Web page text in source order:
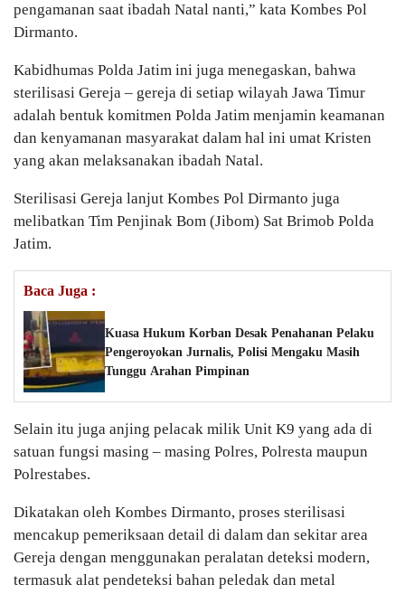
pengamanan saat ibadah Natal nanti,” kata Kombes Pol
Dirmanto.
Kabidhumas Polda Jatim ini juga menegaskan, bahwa
sterilisasi Gereja – gereja di setiap wilayah Jawa Timur
adalah bentuk komitmen Polda Jatim menjamin keamanan
dan kenyamanan masyarakat dalam hal ini umat Kristen
yang akan melaksanakan ibadah Natal.
Sterilisasi Gereja lanjut Kombes Pol Dirmanto juga
melibatkan Tim Penjinak Bom (Jibom) Sat Brimob Polda
Jatim.
Baca Juga :
Kuasa Hukum Korban Desak Penahanan Pelaku
Pengeroyokan Jurnalis, Polisi Mengaku Masih
Tunggu Arahan Pimpinan
Selain itu juga anjing pelacak milik Unit K9 yang ada di
satuan fungsi masing – masing Polres, Polresta maupun
Polrestabes.
Dikatakan oleh Kombes Dirmanto, proses sterilisasi
mencakup pemeriksaan detail di dalam dan sekitar area
Gereja dengan menggunakan peralatan deteksi modern,
termasuk alat pendeteksi bahan peledak dan metal